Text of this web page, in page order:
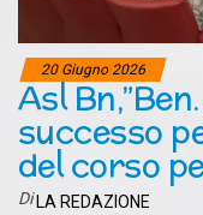
20 Giugno 2026
Asl
successo
del corso
Di LA REDAZIONE